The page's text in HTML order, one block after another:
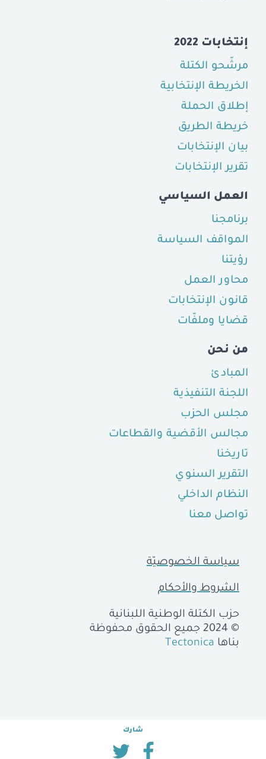
شارك
إنتخابات 2022
مرشّحو الكتلة
الخريطة الإنتخابية
إطلاق الحملة
خريطة الطريق
بيان الإنتخابات
تقرير الإنتخابات
العمل السياسي
برنامجنا
المواقف السياسة
رؤيتنا
محاور العمل
قانون الإنتخابات
قضايا وملفّات
من نحن
المبادئ
اللجنة التنفيذية
مجلس الحزب
مجالس الأقضية والقطاعات
تاريخنا
التقرير السنوي
النظام الداخلي
تواصل معنا
سياسة الخصوصيّة
الشروط والأحكام
حزب الكتلة الوطنية اللبنانية
© 2024 جميع الحقوق محفوظة
بناها Tectonica